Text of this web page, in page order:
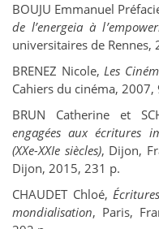
BOUJU Emmanuel
de l’energeia à
universitaires de Rennes,
BRENEZ Nicole,Les
Cahiers du cinéma, 2007,
BRUN Catherine et S
engagées aux écritures
(XXe-XXIe siècles), Dijon,
Dijon, 2015, 231 p.
CHAUDET Chloé,
mondialisation, Paris,